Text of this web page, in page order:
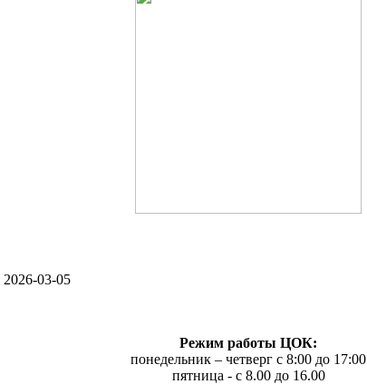
2026-03-05
Режим работы ЦОК:
понедельник – четверг с 8:00 до 17:00
пятница - с 8.00 до 16.00